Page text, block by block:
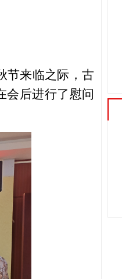
节来临之际，古
会后进行了慰问